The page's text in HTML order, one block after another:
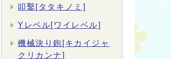
叩鑿[タタキノミ]
Yレベル[ワイレベル]
機械決り鉋[キカイジャ
クリカンナ]